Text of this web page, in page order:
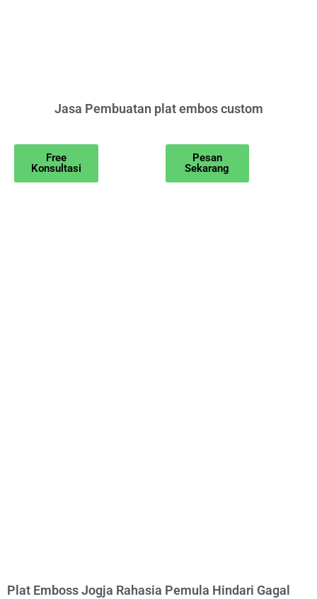
Jasa Pembuatan plat embos custom
Free
Konsultasi
Pesan
Sekarang
Plat Emboss Jogja Rahasia Pemula Hindari Gagal